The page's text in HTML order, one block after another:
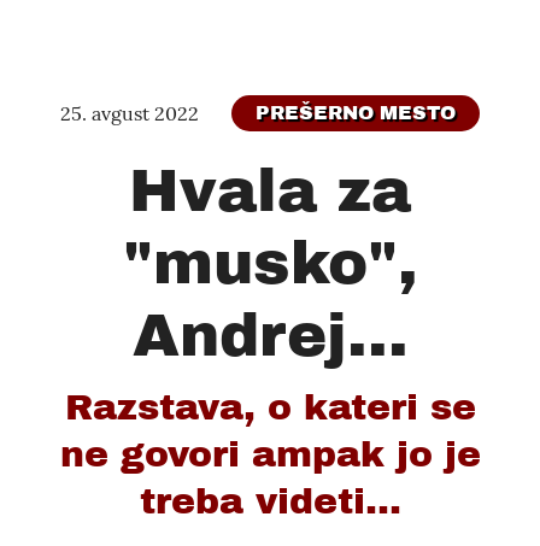
25. avgust 2022 PREŠERNO MESTO
Hvala za
"musko",
Andrej...
Razstava, o kateri se
ne govori ampak jo je
treba videti...